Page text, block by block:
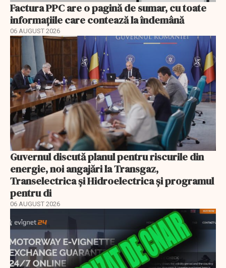
Factura PPC are o pagină de sumar, cu toate
informațiile care contează la îndemână
06 AUGUST 2026
Guvernul discută planul pentru riscurile din
energie, noi angajări la Transgaz,
Transelectrica și Hidroelectrica și programul
pentru di
06 AUGUST 2026